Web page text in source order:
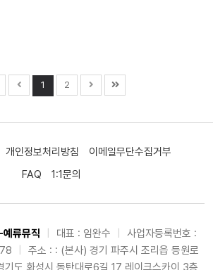
1 2
개인정보처리방침
이메일무단수집거부
FAQ
1:1문의
류뮤직 대표 : 임완수
사업자등록번호 :
주소 : : (본사) 경기 파주시 조리읍 등원로